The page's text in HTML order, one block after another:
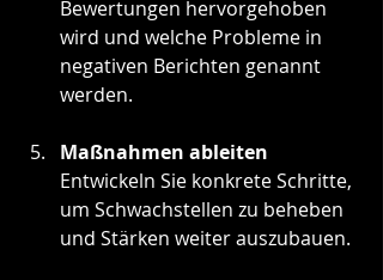
Bewertungen hervorgehoben
wird und welche Probleme in
negativen Berichten genannt
werden.
Maßnahmen ableiten
Entwickeln Sie konkrete Schritte,
um Schwachstellen zu beheben
und Stärken weiter auszubauen.